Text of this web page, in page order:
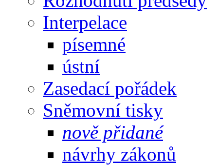
Interpelace
písemné
ústní
Zasedací pořádek
Sněmovní tisky
nově přidané
návrhy zákonů